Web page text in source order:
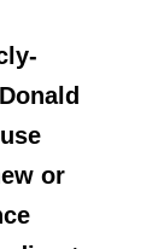
or